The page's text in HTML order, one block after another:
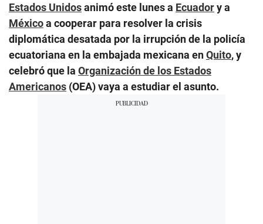
Estados Unidosanimó este lunes a Ecuadory a
Méxicoa cooperar para resolver la crisis
diplomática desatada por la irrupción de la policía
ecuatoriana en la embajada mexicana enQuito, y
celebró que la Organización de los Estados
Americanos (OEA) vaya a estudiar el asunto.